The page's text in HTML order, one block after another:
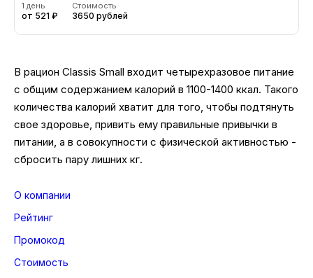
1 день
от 521 ₽
Стоимость
3650 рублей
В рацион Classis Small входит четырехразовое питание
с общим содержанием калорий в 1100-1400 ккал. Такого
количества калорий хватит для того, чтобы подтянуть
свое здоровье, привить ему правильные привычки в
питании, а в совокупности с физической активностью -
сбросить пару лишних кг.
О компании
Рейтинг
Промокод
Стоимость